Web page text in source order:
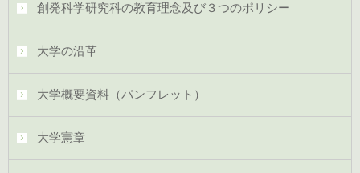
創発科学研究科の教育理念及び３つのポリシー
大学の沿革
大学概要資料（パンフレット）
大学憲章